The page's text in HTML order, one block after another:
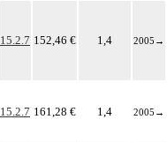
15.2.7 152,46 € 1,4 2005 →
15.2.7 161,28 € 1,4 2005 →